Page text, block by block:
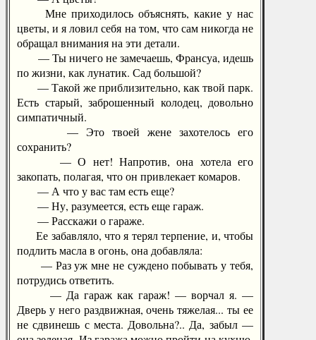
Мне приходилось объяснять, какие у нас
цветы, и я ловил себя на том, что сам никогда не
обращал внимания на эти детали.
— Ты ничего не замечаешь, Франсуа, идешь
по жизни, как лунатик. Сад большой?
— Такой же приблизительно, как твой парк.
Есть старый, заброшенный колодец, довольно
симпатичный.
— Это твоей жене захотелось его
сохранить?
— О нет! Напротив, она хотела его
закопать, полагая, что он привлекает комаров.
— А что у вас там есть еще?
— Ну, разумеется, есть еще гараж.
— Расскажи о гараже.
Ее забавляло, что я терял терпение, и, чтобы
подлить масла в огонь, она добавляла:
— Раз уж мне не суждено побывать у тебя,
потрудись ответить.
— Да гараж как гараж! — ворчал я. —
Дверь у него раздвижная, очень тяжелая... ты ее
не сдвинешь с места. Довольна?.. Да, забыл —